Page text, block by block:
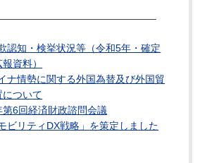
認知・検挙状況等（令和5年・確定
資料）
ナ情勢に関する外国為替及び外国貿
ついて
6回経済財政諮問会議
ビリティDX戦略」を策定しました